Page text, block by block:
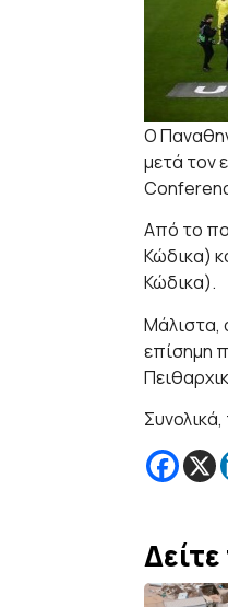
Ο
μετά τον
Από το
Κώδικα)
Κώδικα).
Μάλιστα,
επίσημη